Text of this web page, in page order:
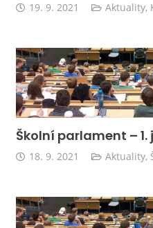
19. 9. 2021 Aktuality,
Školní parlament –
18. 9. 2021 Aktuality,